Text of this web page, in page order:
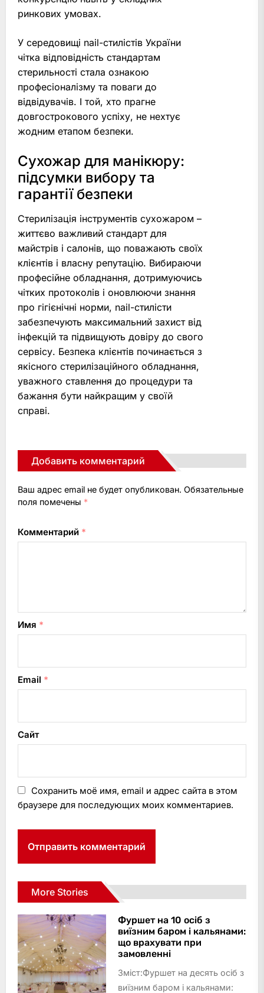
ринкових умовах.
У середовищі nail-стилістів України
чітка відповідність стандартам
стерильності стала ознакою
професіоналізму та поваги до
відвідувачів. І той, хто прагне
довгострокового успіху, не нехтує
жодним етапом безпеки.
Сухожар для манікюру:
підсумки вибору та
гарантії безпеки
Стерилізація інструментів сухожаром –
життєво важливий стандарт для
майстрів і салонів, що поважають своїх
клієнтів і власну репутацію. Вибираючи
професійне обладнання, дотримуючись
чітких протоколів і оновлюючи знання
про гігієнічні норми, nail-стилісти
забезпечують максимальний захист від
інфекцій та підвищують довіру до свого
сервісу. Безпека клієнтів починається з
якісного стерилізаційного обладнання,
уважного ставлення до процедури та
бажання бути найкращим у своїй
справі.
Добавить комментарий
Ваш адрес email не будет опубликован. Обязательные
поля помечены *
Комментарий *
Имя *
Email *
Сайт
Сохранить моё имя, email и адрес сайта в этом
браузере для последующих моих комментариев.
More Stories
Фуршет на 10 осіб з
виїзним баром і кальянами:
що врахувати при
замовленні
Зміст:Фуршет на десять осіб з
виїзним баром і кальянами: